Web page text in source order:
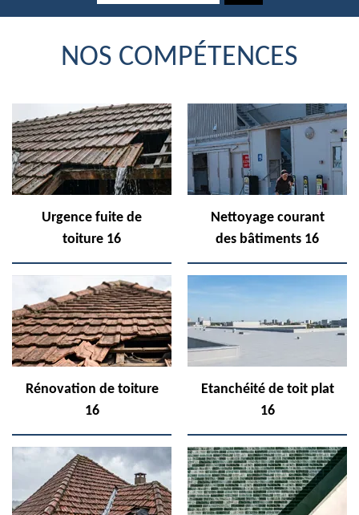
NOS COMPÉTENCES
Urgence fuite de
toiture 16
Nettoyage courant
des bâtiments 16
Rénovation de toiture
16
Etanchéité de toit plat
16